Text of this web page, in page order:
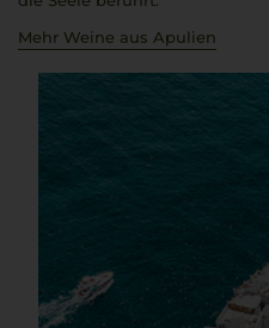
Mehr Weine aus Apulien